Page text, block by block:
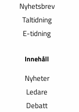
Nyhetsbrev
Taltidning
E-tidning
Innehåll
Nyheter
Ledare
Debatt